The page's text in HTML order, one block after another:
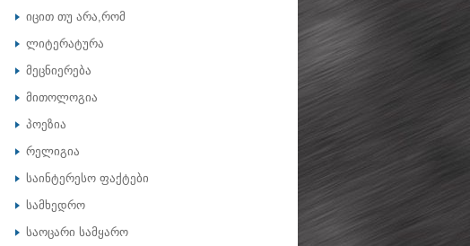
იცით თუ არა,რომ
ლიტერატურა
მეცნიერება
მითოლოგია
პოეზია
რელიგია
საინტერესო ფაქტები
სამხედრო
საოცარი სამყარო